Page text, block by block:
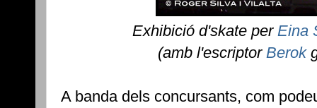
Exhibició d'skate per Eina
(amb l'escriptor Berok
A banda dels concursants, com